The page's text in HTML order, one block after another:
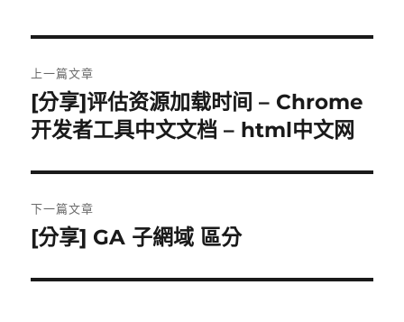
章
導
覽
上一篇文章
上
一
文
章:
[分享]评估资源加载时间 – Chrome
开发者工具中文文档 – html中文网
下一篇文章
下
篇
[分享] GA 子網域 區分